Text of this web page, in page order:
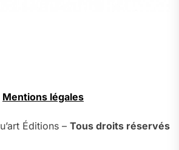
Mentions légales
Éditions – Tous droits réservés